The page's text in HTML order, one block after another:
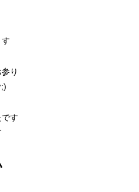
り
)
す